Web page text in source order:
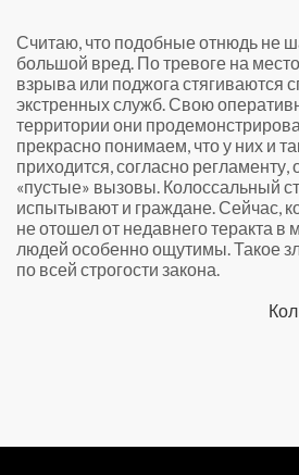
Считаю, что подобные отнюдь не
большой вред. По тревоге на
взрыва или поджога стягиваются
экстренных служб. Свою
территории они
прекрасно понимаем, что у них и
приходится, согласно регламенту,
«пустые» вызовы. Колоссальный
испытывают и граждане. Сейчас,
не отошел от недавнего теракта в
людей особенно ощутимы. Такое
по всей строгости закона.